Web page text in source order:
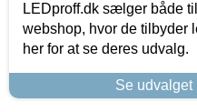
LEDproff.dk sælger både
webshop, hvor de tilbyder
her for at se deres udvalg.
Se udvalget